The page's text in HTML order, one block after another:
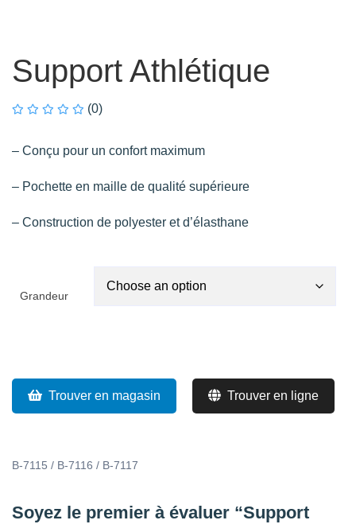
Support Athlétique
(0)
– Conçu pour un confort maximum
– Pochette en maille de qualité supérieure
– Construction de polyester et d’élasthane
Grandeur
Trouver en magasin Trouver en ligne
B-7115 / B-7116 / B-7117
Soyez le premier à évaluer “Support